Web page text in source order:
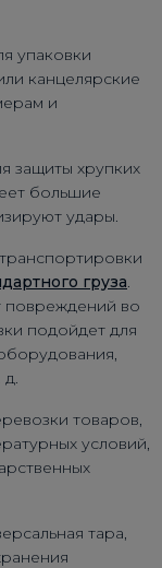
упаковки
канцелярские
и
защиты хрупких
большие
удары.
груза.
во
подойдет для
д.
товаров,
условий,
тара,